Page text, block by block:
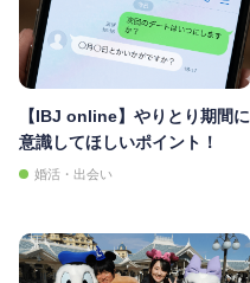
【IBJ online】やりとり期間に
意識してほしいポイント！
婚活・出会い